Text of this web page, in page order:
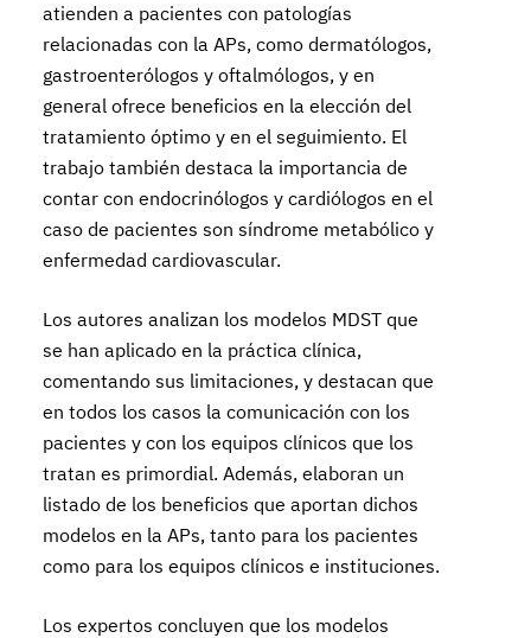
atienden a pacientes con patologías
relacionadas con la APs, como dermatólogos,
gastroenterólogos y oftalmólogos, y en
general ofrece beneficios en la elección del
tratamiento óptimo y en el seguimiento. El
trabajo también destaca la importancia de
contar con endocrinólogos y cardiólogos en el
caso de pacientes son síndrome metabólico y
enfermedad cardiovascular.
Los autores analizan los modelos MDST que
se han aplicado en la práctica clínica,
comentando sus limitaciones, y destacan que
en todos los casos la comunicación con los
pacientes y con los equipos clínicos que los
tratan es primordial. Además, elaboran un
listado de los beneficios que aportan dichos
modelos en la APs, tanto para los pacientes
como para los equipos clínicos e instituciones.
Los expertos concluyen que los modelos